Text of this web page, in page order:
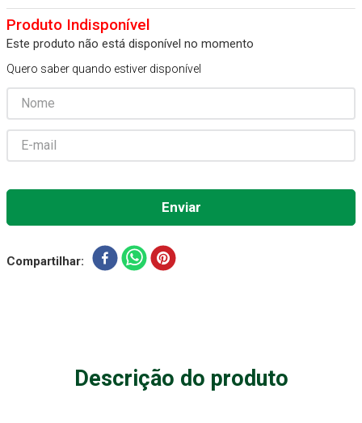
Este produto não está disponível no momento
Quero saber quando estiver disponível
Compartilhar
Descrição do produto
4º Littmann
5º Estetoscopio Littmann
6 º Aparelho Pressão
Absorvente Geriatrico
8º Gaze Esteril
9º